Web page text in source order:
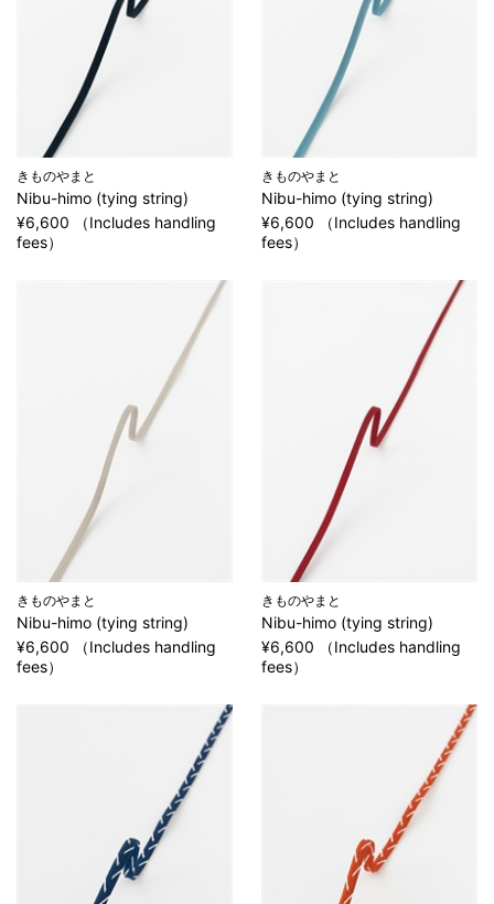
きものやまと
Nibu-himo (tying string)
¥6,600 （Includes handling
fees）
きものやまと
Nibu-himo (tying string)
¥6,600 （Includes handling
fees）
きものやまと
Nibu-himo (tying string)
¥6,600 （Includes handling
fees）
きものやまと
Nibu-himo (tying string)
¥6,600 （Includes handling
fees）